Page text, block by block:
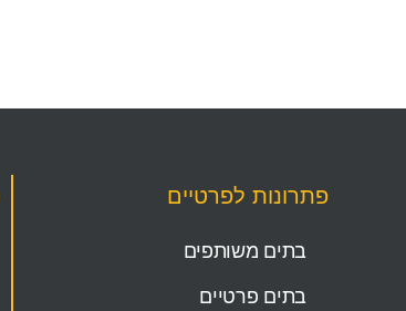
פתרונות לפרטיים
בתים משותפים
בתים פרטיים